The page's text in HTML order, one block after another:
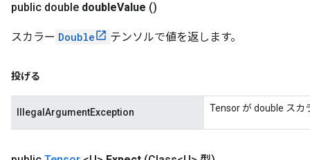
public double doubleValue ()
スカラー Double テンソルで値を返します。
投げる
IllegalArgumentException Tensor が double スカ